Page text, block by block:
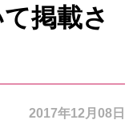
掲載さ
2017年12月08日